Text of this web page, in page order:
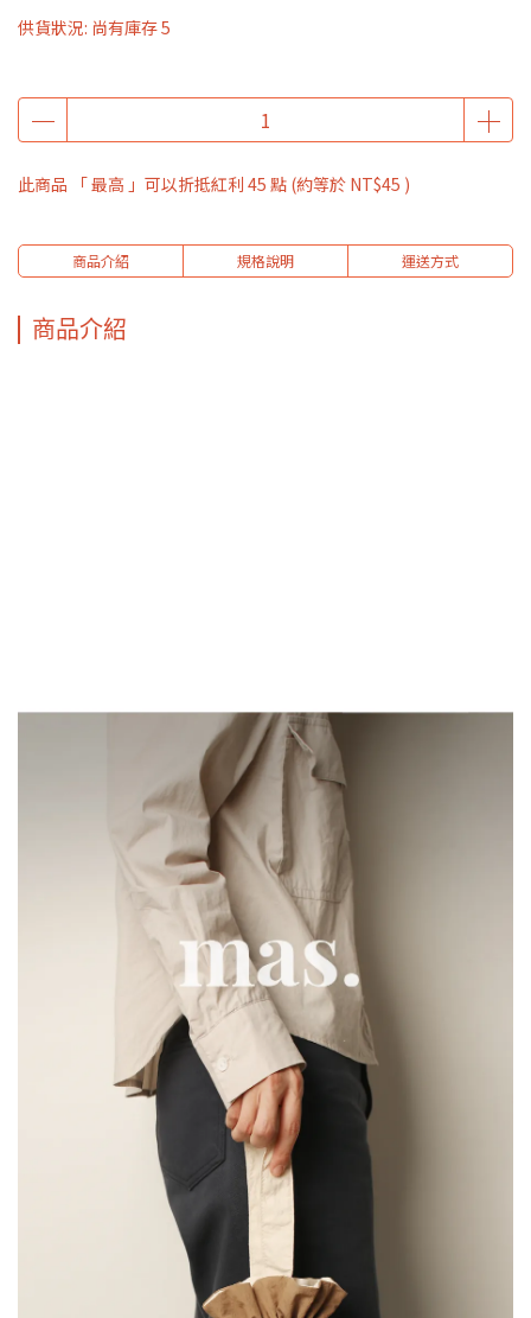
供貨狀況: 尚有庫存 5
此商品 「 最高 」可以折抵紅利 45 點 (約等於 NT$45 )
商品介紹 規格說明 運送方式
商品介紹